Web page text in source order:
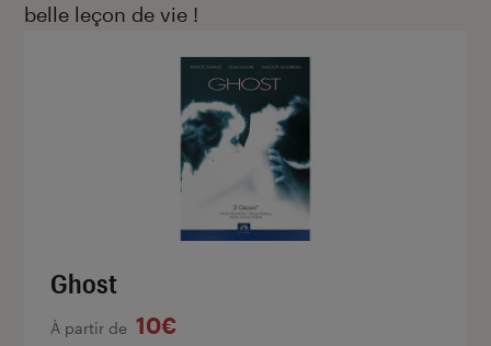
belle leçon de vie !
Ghost
À partir de 10€